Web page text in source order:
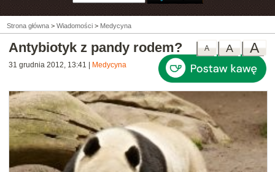
Strona główna > Wiadomości > Medycyna
A
A
A
Antybiotyk z pandy rodem?
31 grudnia 2012, 13:41 Medycyna